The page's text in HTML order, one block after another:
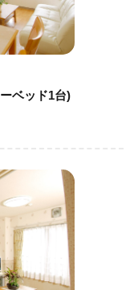
ベッド1台)